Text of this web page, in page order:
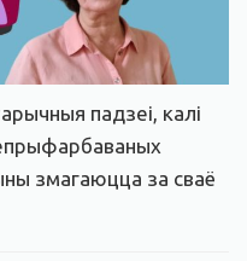
падзеі, калі
змагаюцца за сваё